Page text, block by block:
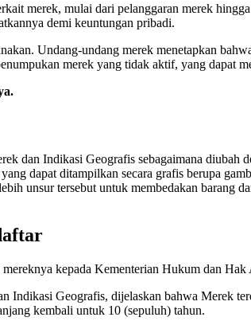
merek, mulai dari pelanggaran merek
demi keuntungan pribadi.
Undang-undang merek menetapkan
merek yang tidak aktif, yang dapat
dan Indikasi Geografis sebagaimana
dapat ditampilkan secara grafis berupa
unsur tersebut untuk membedakan barang
kepada Kementerian Hukum dan Hak
Indikasi Geografis, dijelaskan bahwa Merek
kembali untuk 10 (sepuluh) tahun.